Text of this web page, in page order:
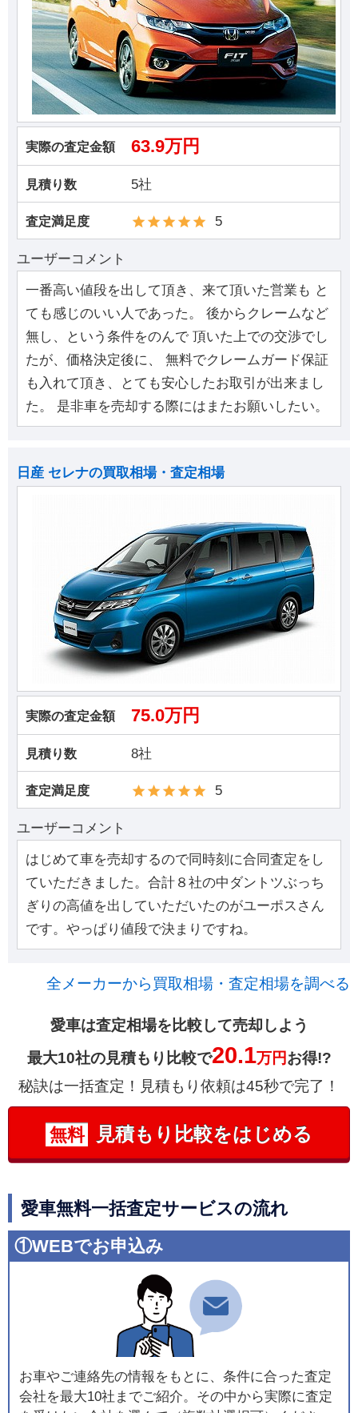
実際の査定金額 63.9万円
見積り数 5社
査定満足度 5
ユーザーコメント
一番高い値段を出して頂き、来て頂いた営業も と
ても感じのいい人であった。 後からクレームなど
無し、という条件をのんで 頂いた上での交渉でし
たが、価格決定後に、 無料でクレームガード保証
も入れて頂き、とても安心したお取引が出来まし
た。 是非車を売却する際にはまたお願いしたい。
日産 セレナの買取相場・査定相場
実際の査定金額 75.0万円
見積り数 8社
査定満足度 5
ユーザーコメント
はじめて車を売却するので同時刻に合同査定をし
ていただきました。合計８社の中ダントツぶっち
ぎりの高値を出していただいたのがユーポスさん
です。やっぱり値段で決まりですね。
全メーカーから買取相場・査定相場を調べる
愛車は査定相場を比較して売却しよう
最大10社の見積もり比較で20.1万円お得!?
秘訣は一括査定！見積もり依頼は45秒で完了！
無料 見積もり比較をはじめる
愛車無料一括査定サービスの流れ
①WEBでお申込み
お車やご連絡先の情報をもとに、条件に合った査定
会社を最大10社までご紹介。その中から実際に査定